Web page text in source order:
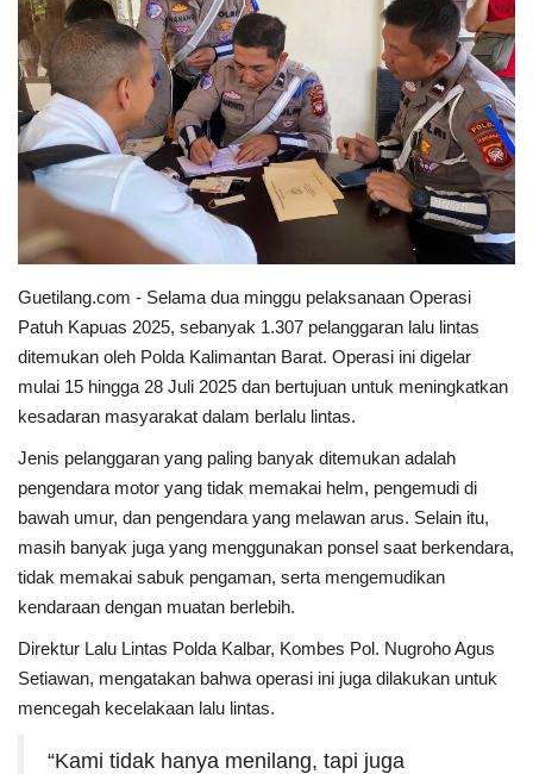
Cybers Event
UMKM & Ekonomi Kreatif
Pekerja Migran Indonesia
Ekonomi
Pendidikan
Informasi Journalism
Olahraga
Kesehatan
Layanan Publik
Perempuan/Anak
Guetilang.com - Selama dua minggu pelaksanaan Operasi
Patuh Kapuas 2025, sebanyak 1.307 pelanggaran lalu lintas
ditemukan oleh Polda Kalimantan Barat. Operasi ini digelar
mulai 15 hingga 28 Juli 2025 dan bertujuan untuk meningkatkan
kesadaran masyarakat dalam berlalu lintas.
Jenis pelanggaran yang paling banyak ditemukan adalah
pengendara motor yang tidak memakai helm, pengemudi di
bawah umur, dan pengendara yang melawan arus. Selain itu,
masih banyak juga yang menggunakan ponsel saat berkendara,
tidak memakai sabuk pengaman, serta mengemudikan
kendaraan dengan muatan berlebih.
Direktur Lalu Lintas Polda Kalbar, Kombes Pol. Nugroho Agus
Setiawan, mengatakan bahwa operasi ini juga dilakukan untuk
mencegah kecelakaan lalu lintas.
“Kami tidak hanya menilang, tapi juga